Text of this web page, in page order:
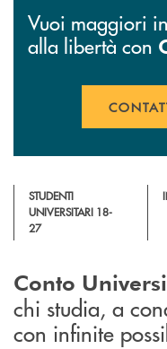
Vuoi maggiori
alla libertà con
STUDENTI
UNIVERSITARI 18-
27
Conto
chi studia, a
con infinite